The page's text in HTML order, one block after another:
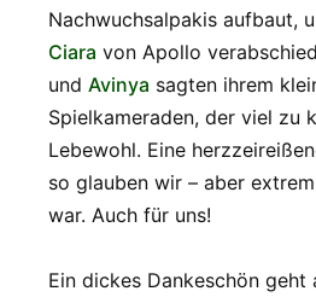
Nachwuchsalpakis aufbaut,
Ciara von Apollo
und Avinya sagten ihrem
Spielkameraden, der viel zu
Lebewohl. Eine
so glauben wir – aber
war. Auch für uns!
Ein dickes Dankeschön geht